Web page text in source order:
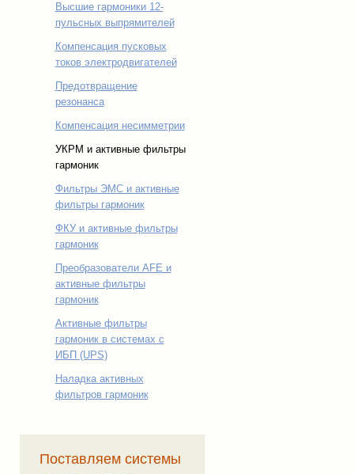
Высшие гармоники 12-
пульсных выпрямителей
Компенсация пусковых
токов электродвигателей
Предотвращение
резонанса
Компенсация несимметрии
УКРМ и активные фильтры
гармоник
Фильтры ЭМС и активные
фильтры гармоник
ФКУ и активные фильтры
гармоник
Преобразователи AFE и
активные фильтры
гармоник
Активные фильтры
гармоник в системах с
ИБП (UPS)
Наладка активных
фильтров гармоник
Поставляем системы